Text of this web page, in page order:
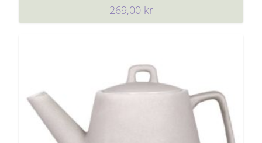
269,00 kr